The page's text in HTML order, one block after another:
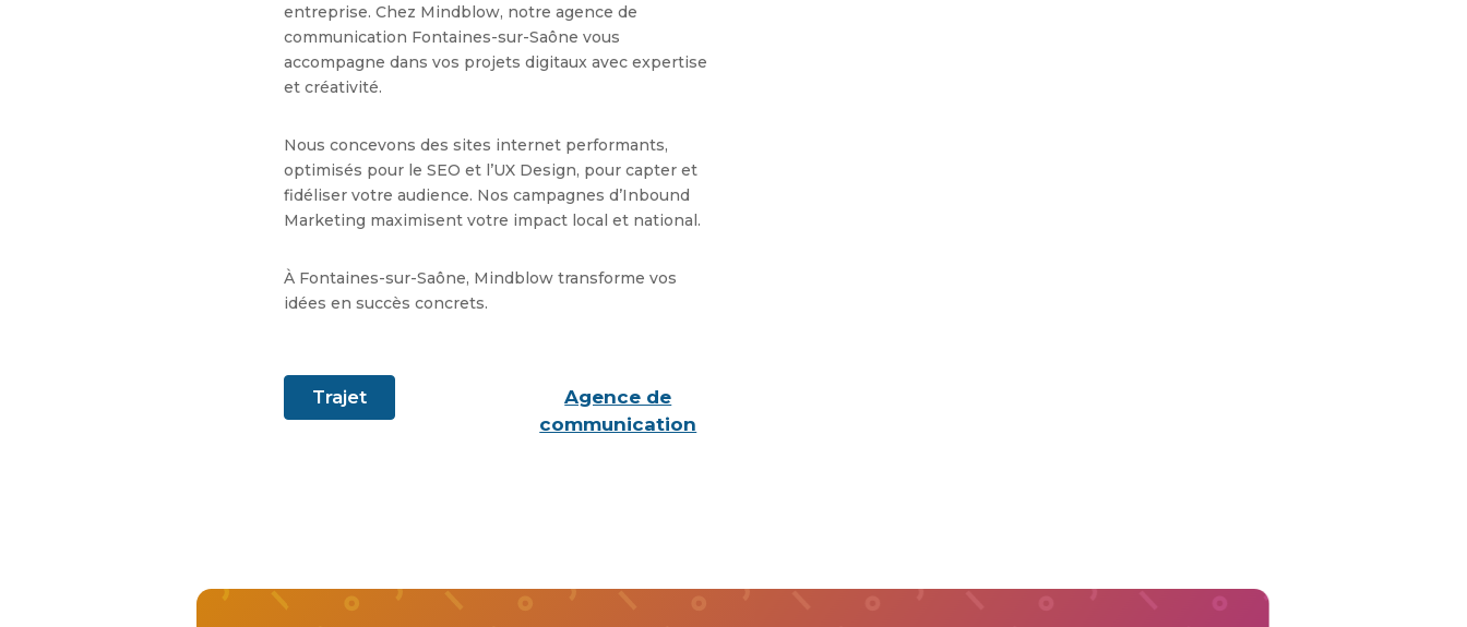
entreprise. Chez Mindblow, notre agence de
communication Fontaines-sur-Saône vous
accompagne dans vos projets digitaux avec expertise
et créativité.
Nous concevons des sites internet performants,
optimisés pour le SEO et l’UX Design, pour capter et
fidéliser votre audience. Nos campagnes d’Inbound
Marketing maximisent votre impact local et national.
À Fontaines-sur-Saône, Mindblow transforme vos
idées en succès concrets.
Trajet
Agence de
communication